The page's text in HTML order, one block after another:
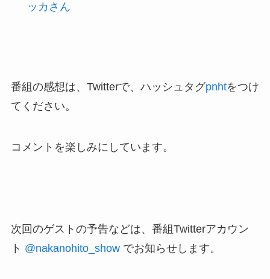
ッカさん
番組の感想は、Twitterで、ハッシュタグpnhtをつけ
てください。
コメントを楽しみにしています。
次回のゲストの予告などは、番組Twitterアカウン
ト @nakanohito_showでお知らせします。